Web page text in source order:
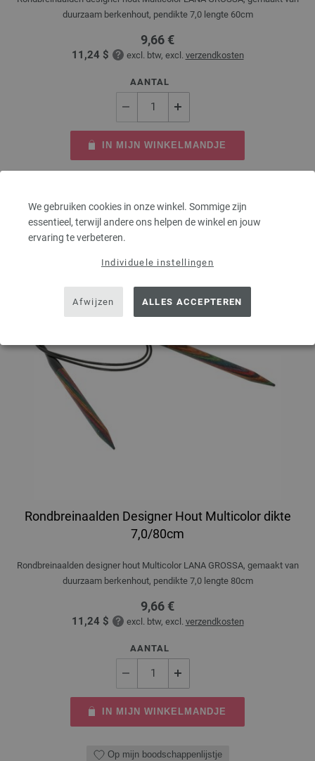
We gebruiken cookies in onze winkel. Sommige zijn
essentieel, terwijl andere ons helpen de winkel en jouw
ervaring te verbeteren.
Individuele instellingen
Afwijzen ALLES ACCEPTEREN
duurzaam berkenhout, pendikte 7,0 lengte 60cm
9,66 €
11,24 $ excl. btw, excl. verzendkosten
AANTAL
IN MIJN WINKELMANDJE
Rondbreinaalden Designer Hout Multicolor dikte
7,0/80cm
Rondbreinaalden designer hout Multicolor LANA GROSSA, gemaakt van
duurzaam berkenhout, pendikte 7,0 lengte 80cm
9,66 €
11,24 $ excl. btw, excl. verzendkosten
AANTAL
IN MIJN WINKELMANDJE
Op mijn boodschappenlijstje